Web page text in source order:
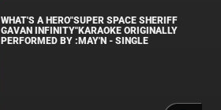
WHAT'S A HERO"SUPER SPACE SHERIFF
GAVAN INFINITY"KARAOKE ORIGINALLY
PERFORMED BY :MAY'N - SINGLE